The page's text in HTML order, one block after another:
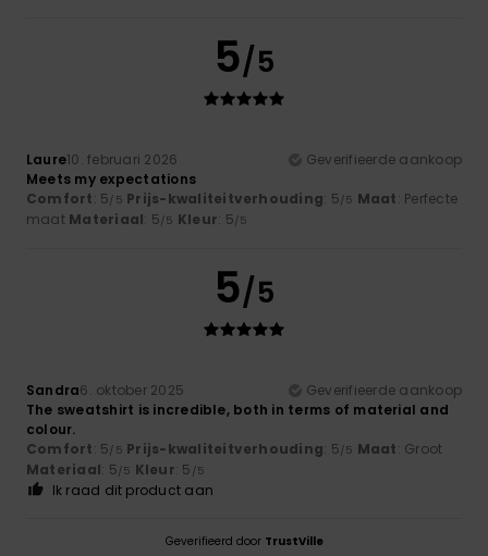
5/5
Laure10. februari 2026
Geverifieerde aankoop
Meets my expectations
Comfort: 5/5 Prijs-kwaliteitverhouding: 5/5 Maat: Perfecte
maat Materiaal: 5/5 Kleur: 5/5
5/5
Sandra6. oktober 2025
Geverifieerde aankoop
The sweatshirt is incredible, both in terms of material and
colour.
Comfort: 5/5 Prijs-kwaliteitverhouding: 5/5 Maat: Groot
Materiaal: 5/5 Kleur: 5 /5
Ik raad dit product aan
Geverifieerd door TrustVille